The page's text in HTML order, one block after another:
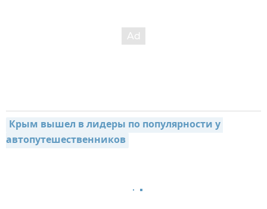
Крым вышел в лидеры по популярности у
автопутешественников